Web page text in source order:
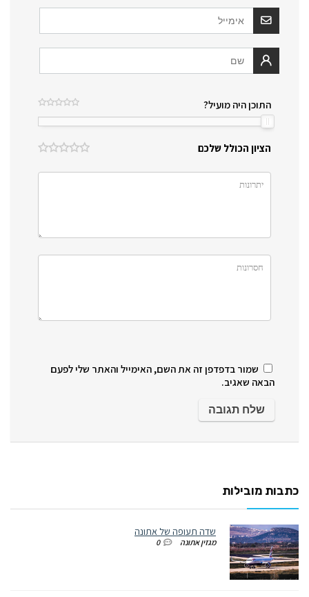
התוכן היה מועיל?
הציון הכולל שלכם
שמור בדפדפן זה את השם, האימייל והאתר שלי לפעם
הבאה שאגיב.
כתבות מובילות
שדה תעופה של אתונה
מגזין אתונה 0